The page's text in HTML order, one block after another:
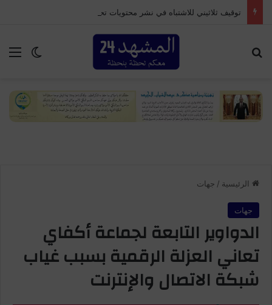
الوضع
الرئيسية / جهات
جهات
الدواوير التابعة لجماعة أكفاي
تعاني العزلة الرقمية بسبب غياب
شبكة الاتصال والإنترنت